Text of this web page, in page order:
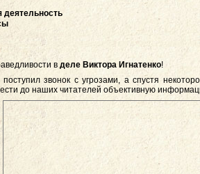
деятельность
в деле Виктора Игнатенко!
звонок с угрозами, а спустя
до наших читателей объективную